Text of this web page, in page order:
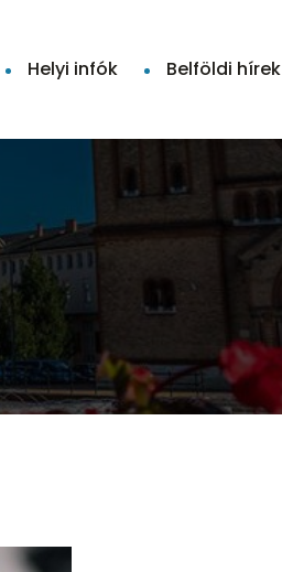
Helyi infók Belföldi hírek